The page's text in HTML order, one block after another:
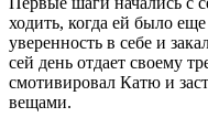
ходить, когда ей было
уверенность в себе и
сей день отдает своему
смотивировал Катю и
вещами.